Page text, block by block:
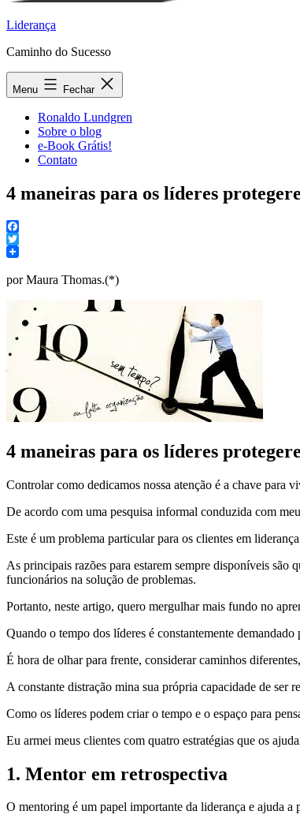
Liderança
Caminho do Sucesso
Menu Fechar
Ronaldo Lundgren
Sobre o blog
e-Book Grátis!
Contato
4 maneiras para os líderes
Facebook
Twitter
por Maura Thomas.(*)
4 maneiras para os líderes
Controlar como dedicamos nossa atenção é a chave para
De acordo com uma pesquisa informal conduzida com
Este é um problema particular para os clientes em
As principais razões para estarem sempre disponíveis são
funcionários na solução de problemas.
Portanto, neste artigo, quero mergulhar mais fundo no
Quando o tempo dos líderes é constantemente
É hora de olhar para frente, considerar caminhos
A constante distração mina sua própria capacidade de ser
Como os líderes podem criar o tempo e o espaço para
Eu armei meus clientes com quatro estratégias que os
1. Mentor em retrospectiva
O mentoring é um papel importante da liderança e ajuda